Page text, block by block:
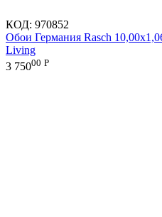
КОД: 970852
Обои Германия Rasch
Living
3 75000 Р